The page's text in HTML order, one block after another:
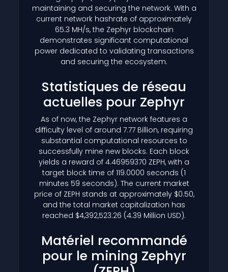
maintaining and securing the network. With a
current network hashrate of approximately
65.3 MH/s, the Zephyr blockchain
demonstrates significant computational
power dedicated to validating transactions
and securing the ecosystem.
Statistiques de réseau
actuelles pour Zephyr
As of now, the Zephyr network features a
difficulty level of around 7.77 Billion, requiring
substantial computational resources to
successfully mine new blocks. Each block
yields a reward of 4.46959370 ZEPH, with a
target block time of 119.0000 seconds (1
minutes 59 seconds). The current market
price of ZEPH stands at approximately $0.50,
and the total market capitalization has
reached $4,392,523.26 (4.39 Million USD).
Matériel recommandé
pour le mining Zephyr